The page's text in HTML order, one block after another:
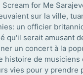
for Me
sur la ville,
un officier
qu'il serait amusant
un concert à la
histoire de
vies pour y prendre